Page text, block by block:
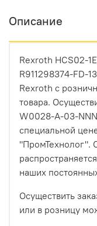
Описание
Rexroth HCS02-
R911298374-FD-
Rexroth с
товара.
W0028-A-03-
специальной
"ПромТехнолог".
наших
Осуществить
или в розницу